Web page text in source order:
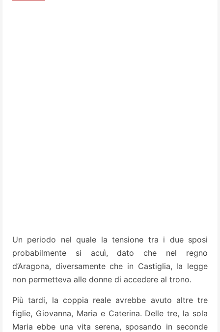
Un periodo nel quale la tensione tra i due sposi
probabilmente si acuì, dato che nel regno
d’Aragona, diversamente che in Castiglia, la legge
non permetteva alle donne di accedere al trono.
Più tardi, la coppia reale avrebbe avuto altre tre
figlie, Giovanna, Maria e Caterina. Delle tre, la sola
Maria ebbe una vita serena, sposando in seconde